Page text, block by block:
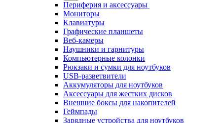
Периферия и аксессуары
Мониторы
Клавиатуры
Графические планшеты
Веб-камеры
Наушники и гарнитуры
Компьютерные колонки
Рюкзаки и сумки для ноутбуков
USB-разветвители
Аккумуляторы для ноутбуков
Аксессуары для жестких дисков
Внешние боксы для накопителей
Геймпады
Зарядные устройства для ноутбуков